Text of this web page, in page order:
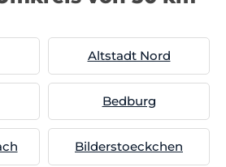
Altstadt Nord
Bedburg
Bilderstoeckchen